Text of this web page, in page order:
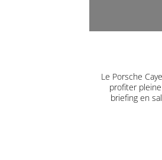
Le Porsche
profiter
briefing en